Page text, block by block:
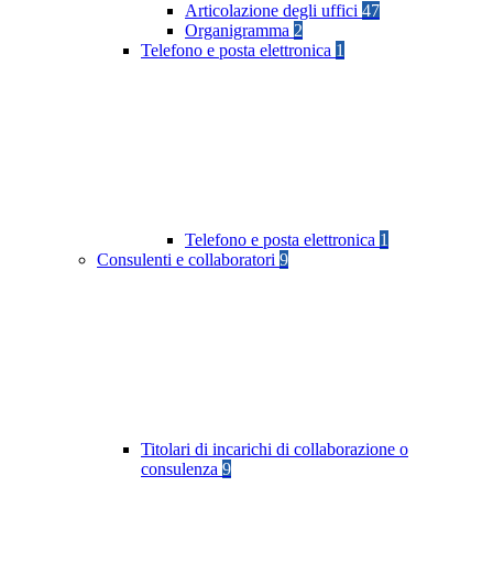
Articolazione degli uffici 47
Organigramma 2
Telefono e posta elettronica 1
Telefono e posta elettronica 1
Consulenti e collaboratori 9
Titolari di incarichi di collaborazione o
consulenza 9